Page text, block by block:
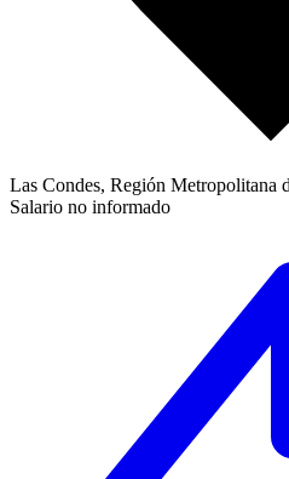
Las Condes, Región Metropolitana
Salario no informado